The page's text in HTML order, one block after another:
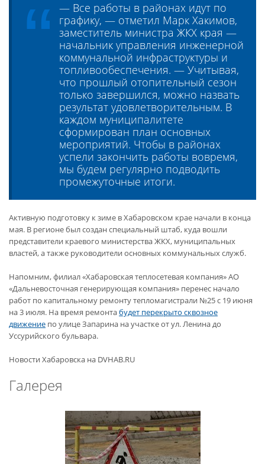
— Все работы в районах идут по
графику, — отметил Марк Хакимов,
заместитель министра ЖКХ края —
начальник управления инженерной
коммунальной инфраструктуры и
топливообеспечения. — Учитывая,
что прошлый отопительный сезон
только завершился, можно назвать
результат удовлетворительным. В
каждом муниципалитете
сформирован план основных
мероприятий. Чтобы в районах
успели закончить работы вовремя,
мы будем регулярно подводить
промежуточные итоги.
Активную подготовку к зиме в Хабаровском крае начали в конца
мая. В регионе был создан специальный штаб, куда вошли
представители краевого министерства ЖКХ, муниципальных
властей, а также руководители основных коммунальных служб.
Напомним, филиал «Хабаровская теплосетевая компания» АО
«Дальневосточная генерирующая компания» перенес начало
работ по капитальному ремонту тепломагистрали №25 с 19 июня
на 3 июля. На время ремонтабудет перекрыто сквозное
движение по улице Запарина на участке от ул. Ленина до
Уссурийского бульвара.
Новости Хабаровска на DVHAB.RU
Галерея